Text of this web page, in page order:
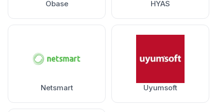
Obase HYAS
Netsmart Uyumsoft